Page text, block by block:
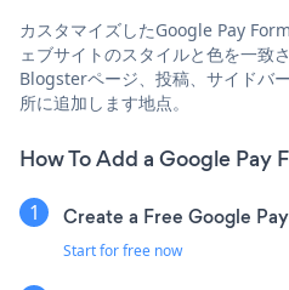
カスタマイズしたGoogle Pay
ェブサイトのスタイルと色を一致
Blogsterページ、投稿、サイドバ
所に追加します地点。
How To Add a Google Pay
Create a Free Google
Start for free now